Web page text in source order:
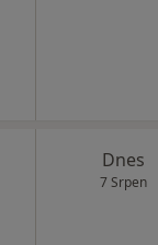
Dnes
7 Srpen